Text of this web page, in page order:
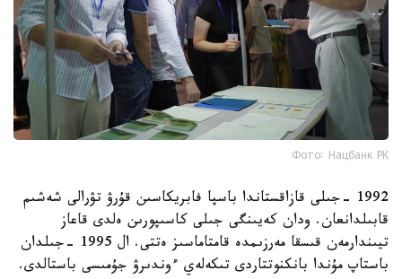
Фото: Нацбанк РК
1992 -جىلى قازاقستاندا باسپا فابريكاسىن قۇرۋ تۋرالى شەشىم
قابىلدانعان. ودان كەيىنگى جىلى كاسىپورىن ەلدى قاعاز
تيىندارمەن قىسقا مەرزىمدە قامتاماسىز ەتتى. ال 1995 -جىلدان
باستاپ مۇندا بانكنوتتاردى تىكەلەي ءوندىرۋ جۇمىسى باستالدى.